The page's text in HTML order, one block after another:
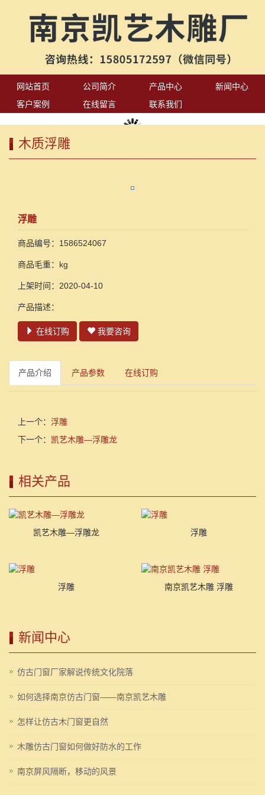
网站首页 公司简介 产品中心
新闻中心
客户案例
在线留言 联系我们
木质浮雕
浮雕
商品编号：1586524067
商品毛重：kg
上架时间：2020-04-10
产品描述：
在线订购 我要咨询
产品介绍 产品参数 在线订购
上一个： 浮雕
下一个： 凯艺木雕—浮雕龙
相关产品
凯艺木雕—浮雕龙 浮雕
浮雕 南京凯艺木雕 浮雕
新闻中心
仿古门窗厂家解说传统文化院落
如何选择南京仿古门窗——南京凯艺木雕
怎样让仿古木门窗更自然
木雕仿古门窗如何做好防水的工作
南京屏风隔断，移动的风景